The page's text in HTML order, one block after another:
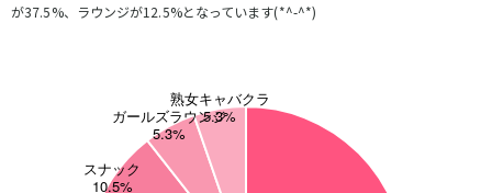
が37.5%、ラウンジが12.5%となっています(*^-^*)
池袋駅
練馬駅
桜台駅
大泉学園駅
西所沢駅